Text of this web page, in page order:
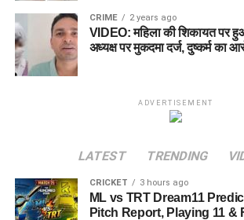
CRIME 2 years ago
VIDEO: महिला की शिकायत पर
अध्यक्ष पर मुकदमा दर्ज, दुष्कर्म का
ADVERTISEMENT
LATEST TRENDING
CRICKET 3 hours ago
ML vs TRT Dream11
Pitch Report, Playing 11 &